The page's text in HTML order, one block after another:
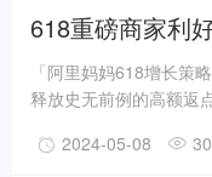
618重磅商家利
妈妈为不同商家
「阿里妈妈618增长策
释放史无前例的高额返
单、清晰、确定的生意
2024-05-08